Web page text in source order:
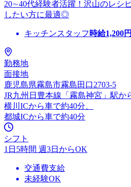
20∼40代経験者活躍！沢山のレシ
したい方に最適◎
キッチンスタッフ 時給1,200
勤務地
面接地
鹿児島県霧島市霧島田口2703-5
JR九州日豊本線「霧島神宮」駅か
横川ICから車で約40分、
都城ICから車で約40分
シフト
1日5時間 週3日からOK
交通費支給
未経験OK